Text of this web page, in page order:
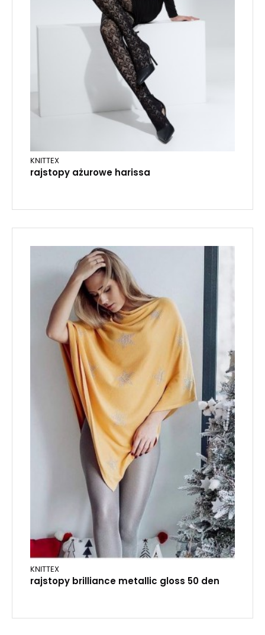
KNITTEX
rajstopy ażurowe harissa
KNITTEX
rajstopy brilliance metallic gloss 50 den